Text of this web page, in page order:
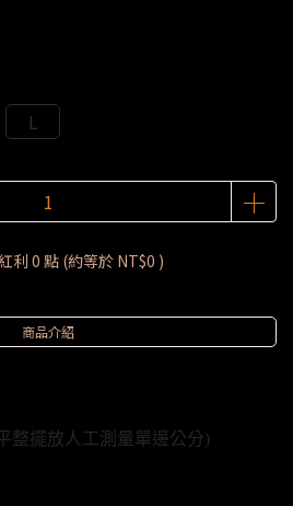
L
利 0 點 (約等於 NT$0 )
商品介紹
整擺放人工測量單邊公分)